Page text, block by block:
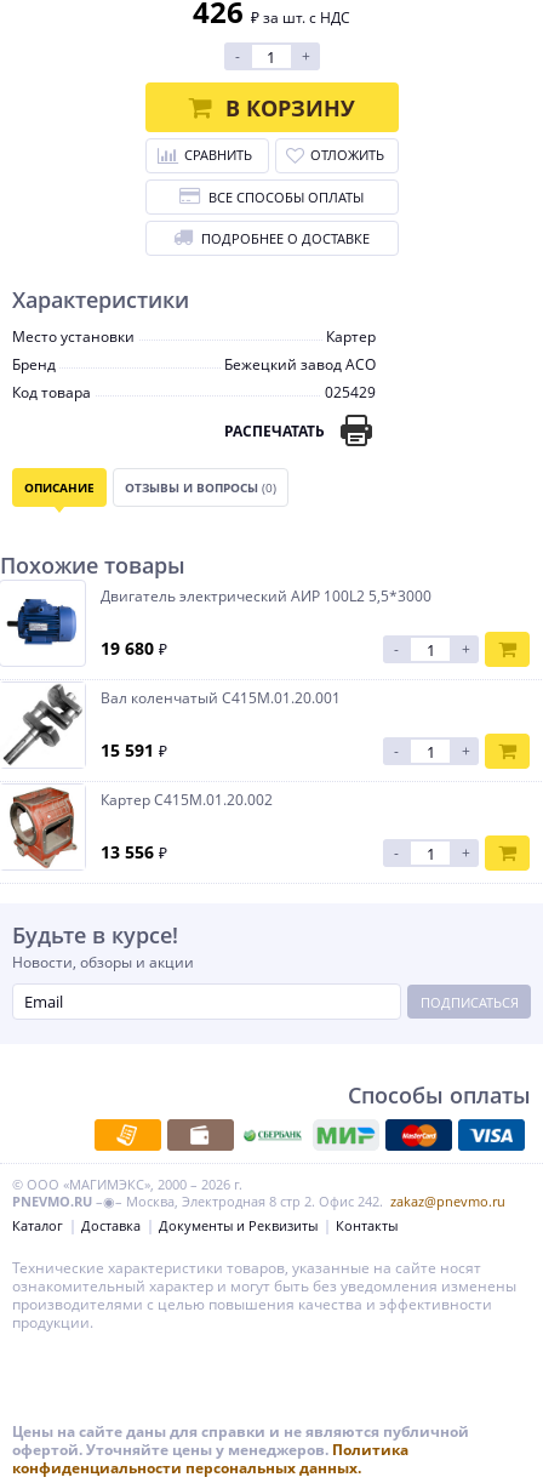
Характеристики
Место установки
Картер
Бренд
Бежецкий завод АСО
Код товара
025429
РАСПЕЧАТАТЬ
426 ₽ за шт. с НДС
-
+
В КОРЗИНУ
СРАВНИТЬ ОТЛОЖИТЬ
ВСЕ СПОСОБЫ ОПЛАТЫ
ПОДРОБНЕЕ О ДОСТАВКЕ
ОПИСАНИЕ ОТЗЫВЫ И ВОПРОСЫ (0)
Похожие товары
Двигатель электрический АИР 100L2 5,5*3000
19 680 ₽ - +
Вал коленчатый С415М.01.20.001
15 591 ₽ - +
Картер С415М.01.20.002
13 556 ₽ - +
Будьте в курсе!
Новости, обзоры и акции
ПОДПИСАТЬСЯ
Способы оплаты
© ООО «МАГИМЭКС», 2000 – 2026 г.
PNEVMO.RU –◉– Москва, Электродная 8 стр 2. Офис 242. zakaz@pnevmo.ru
Каталог
Доставка Документы и Реквизиты Контакты
Технические характеристики товаров, указанные на сайте носят
ознакомительный характер и могут быть без уведомления изменены
производителями с целью повышения качества и эффективности
продукции.
Цены на сайте даны для справки и не являются публичной
офертой. Уточняйте цены у менеджеров. Политика
конфиденциальности персональных данных.